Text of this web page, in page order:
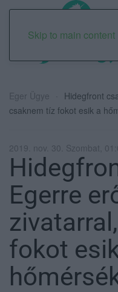
Skip to main content
Eger Ügye
Hidegfront
csaknem tíz fokot esik a
2019. nov. 30. Szombat,
Egerre
fokot